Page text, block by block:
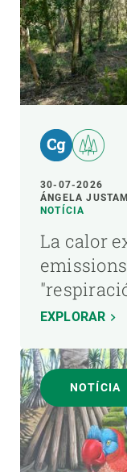
30-07-2026
ÁNGELA
NOTÍCIA
La calor
EXPLORAR
NOTÍCIA